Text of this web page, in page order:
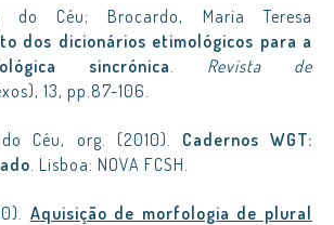
do Céu; Brocardo, Maria Teresa
dos dicionários etimológicos para a
sincrónica. Revista de
13, pp.87-106.
Céu, org. (2010). Cadernos WGT:
. Lisboa: NOVA FCSH.
Aquisição de morfologia de plural